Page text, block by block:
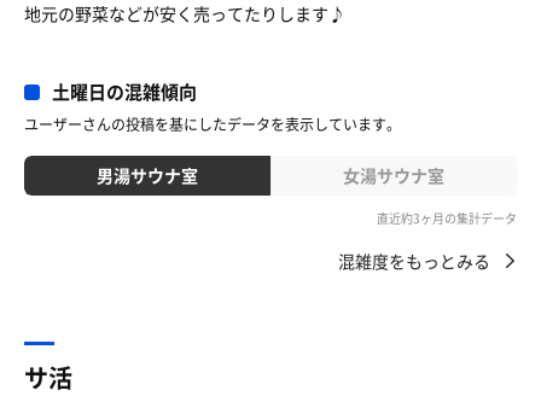
地元の野菜などが安く売ってたりします♪
土曜日の混雑傾向
ユーザーさんの投稿を基にしたデータを表示しています。
男湯サウナ室 女湯サウナ室
直近約3ヶ月の集計データ
混雑度をもっとみる
サ活